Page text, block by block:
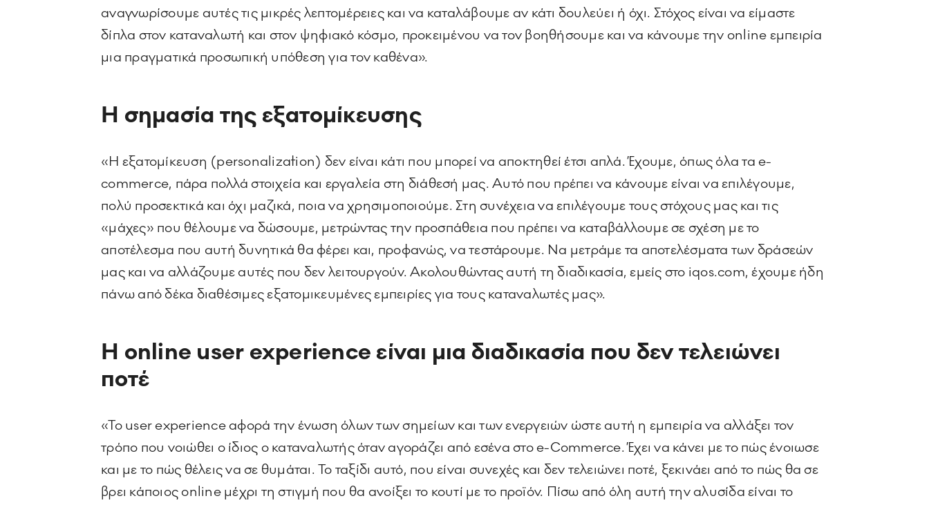
αναγνωρίσουμε αυτές τις μικρές λεπτομέρειες και να καταλάβουμε αν κάτι δουλεύει ή όχι. Στόχος είναι να είμαστε
δίπλα στον καταναλωτή και στον ψηφιακό κόσμο, προκειμένου να τον βοηθήσουμε και να κάνουμε την online εμπειρία
μια πραγματικά προσωπική υπόθεση για τον καθένα».
Η σημασία της εξατομίκευσης
«Η εξατομίκευση (personalization) δεν είναι κάτι που μπορεί να αποκτηθεί έτσι απλά. Έχουμε, όπως όλα τα e-
commerce, πάρα πολλά στοιχεία και εργαλεία στη διάθεσή μας. Αυτό που πρέπει να κάνουμε είναι να επιλέγουμε,
πολύ προσεκτικά και όχι μαζικά, ποια να χρησιμοποιούμε. Στη συνέχεια να επιλέγουμε τους στόχους μας και τις
«μάχες» που θέλουμε να δώσουμε, μετρώντας την προσπάθεια που πρέπει να καταβάλλουμε σε σχέση με το
αποτέλεσμα που αυτή δυνητικά θα φέρει και, προφανώς, να τεστάρουμε. Να μετράμε τα αποτελέσματα των δράσεών
μας και να αλλάζουμε αυτές που δεν λειτουργούν. Ακολουθώντας αυτή τη διαδικασία, εμείς στο iqos.com, έχουμε ήδη
πάνω από δέκα διαθέσιμες εξατομικευμένες εμπειρίες για τους καταναλωτές μας».
H online user experience είναι μια διαδικασία που δεν τελειώνει
ποτέ
«Το user experience αφορά την ένωση όλων των σημείων και των ενεργειών ώστε αυτή η εμπειρία να αλλάξει τον
τρόπο που νοιώθει ο ίδιος ο καταναλωτής όταν αγοράζει από εσένα στο e-Commerce. Έχει να κάνει με το πώς ένοιωσε
και με το πώς θέλεις να σε θυμάται. To ταξίδι αυτό, που είναι συνεχές και δεν τελειώνει ποτέ, ξεκινάει από το πώς θα σε
βρει κάποιος online μέχρι τη στιγμή που θα ανοίξει το κουτί με το προϊόν. Πίσω από όλη αυτή την αλυσίδα είναι το